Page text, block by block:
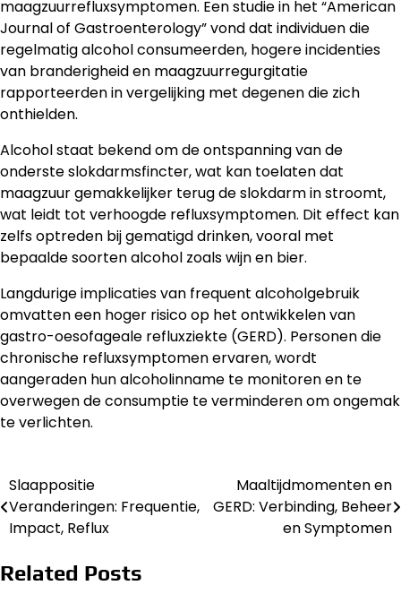
maagzuurrefluxsymptomen. Een studie in het “American
Journal of Gastroenterology” vond dat individuen die
regelmatig alcohol consumeerden, hogere incidenties
van branderigheid en maagzuurregurgitatie
rapporteerden in vergelijking met degenen die zich
onthielden.
Alcohol staat bekend om de ontspanning van de
onderste slokdarmsfincter, wat kan toelaten dat
maagzuur gemakkelijker terug de slokdarm in stroomt,
wat leidt tot verhoogde refluxsymptomen. Dit effect kan
zelfs optreden bij gematigd drinken, vooral met
bepaalde soorten alcohol zoals wijn en bier.
Langdurige implicaties van frequent alcoholgebruik
omvatten een hoger risico op het ontwikkelen van
gastro-oesofageale refluxziekte (GERD). Personen die
chronische refluxsymptomen ervaren, wordt
aangeraden hun alcoholinname te monitoren en te
overwegen de consumptie te verminderen om ongemak
te verlichten.
Post
navigation
Slaappositie
Veranderingen: Frequentie,
Impact, Reflux
Maaltijdmomenten en
GERD: Verbinding, Beheer
en Symptomen
Related Posts